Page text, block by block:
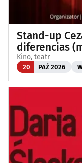
Stand-up
diferencias
Kino, teatr
20 PAŹ 2026